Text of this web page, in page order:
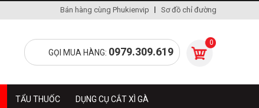
Sơ đồ chỉ đường
Bán hàng cùng Phukienvip
0
GỌI MUA HÀNG: 0979.309.619
TẨU THUỐC DỤNG CỤ CẮT XÌ GÀ